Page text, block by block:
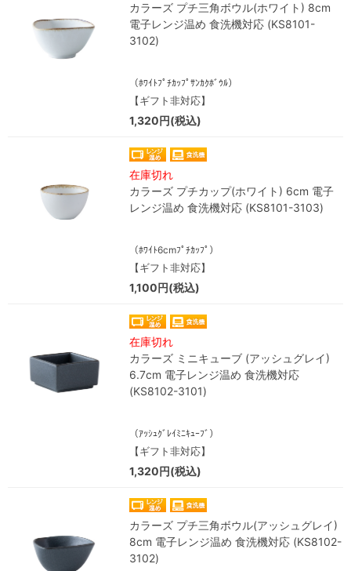
カラーズ プチ三角ボウル(ホワイト) 8cm
電子レンジ温め 食洗機対応 (KS8101-
3102)
（ﾎﾜｲﾄﾌﾟﾁｶｯﾌﾟｻﾝｶｸﾎﾞｳﾙ）
【ギフト非対応】
1,320円(税込)
在庫切れ
カラーズ プチカップ(ホワイト) 6cm 電子
レンジ温め 食洗機対応 (KS8101-3103)
（ﾎﾜｲﾄ6cmﾌﾟﾁｶｯﾌﾟ）
【ギフト非対応】
1,100円(税込)
在庫切れ
カラーズ ミニキューブ (アッシュグレイ)
6.7cm 電子レンジ温め 食洗機対応
(KS8102-3101)
（ｱｯｼｭｸﾞﾚｲﾐﾆｷｭｰﾌﾞ）
【ギフト非対応】
1,320円(税込)
カラーズ プチ三角ボウル(アッシュグレイ)
8cm 電子レンジ温め 食洗機対応 (KS8102-
3102)